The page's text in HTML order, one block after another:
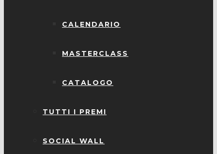
CALENDARIO
MASTERCLASS
CATALOGO
TUTTI I PREMI
SOCIAL WALL